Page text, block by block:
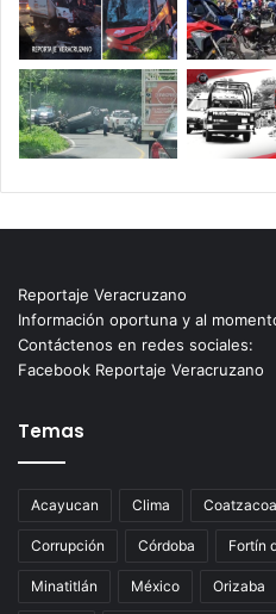
Reportaje Veracruzano
Información oportuna y al
Contáctenos en redes sociales:
Facebook Reportaje Veracruzano
Temas
Acayucan Clima
Corrupción Córdoba Fortín
Minatitlán México Orizaba